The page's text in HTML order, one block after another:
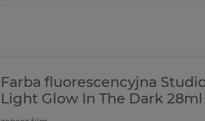
Farba fluorescencyjna
Light Glow In The Dark 28ml